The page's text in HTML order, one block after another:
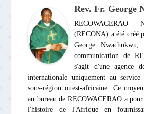
Rev. Fr. George
RECOWACERAO
(RECONA) a été créé
George
communication de
s'agit d'une agence
internationale uniquement au
sous-région ouest-africaine. Ce
au bureau de RECOWACERAO a
l'histoire de l'Afrique en